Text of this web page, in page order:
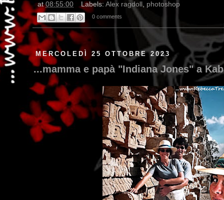
at08:55:00 Labels: Alex ragdoll , photoshop
0 comments
MERCOLEDÌ 25 OTTOBRE 2023
...mamma e papà "Indiana Jones" a